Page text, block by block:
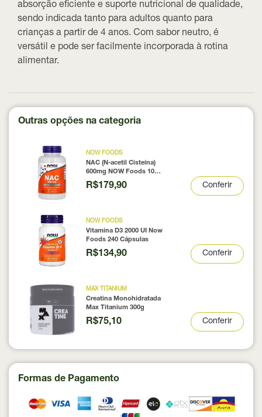
absorção eficiente e suporte nutricional de qualidade,
sendo indicada tanto para adultos quanto para
crianças a partir de 4 anos. Com sabor neutro, é
versátil e pode ser facilmente incorporada à rotina
alimentar.
Outras opções na categoria
NOW FOODS
NAC (N-acetil Cisteína)
600mg NOW Foods 100
Cápsulas
R$179,90 Conferir
NOW FOODS
Vitamina D3 2000 UI Now
Foods 240 Cápsulas
R$134,90 Conferir
MAX TITANIUM
Creatina Monohidratada
Max Titanium 300g
R$75,10 Conferir
Formas de Pagamento